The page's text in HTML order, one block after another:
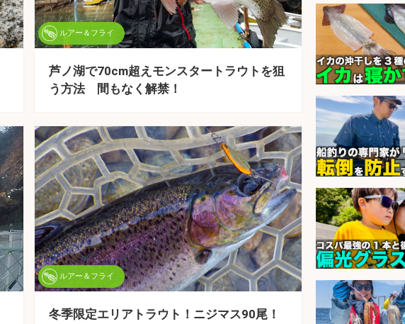
ルアー＆フライ
芦ノ湖で70cm超えモンスタートラウトを狙
う方法 間もなく解禁！
ルアー＆フライ
冬季限定エリアトラウト！ニジマス90尾！
験OK&土日
会社名
株式会
ビス
釣り具など
造
会社名 UTグ
コンビニ/広
スタート お
週4日から勤
きる
会社名 株式会